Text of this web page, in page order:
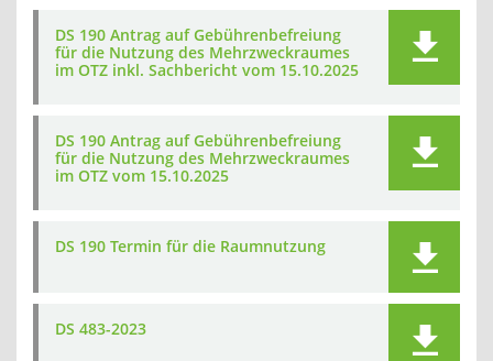
DS 190 Antrag auf Gebührenbefreiung
für die Nutzung des Mehrzweckraumes
im OTZ inkl. Sachbericht vom 15.10.2025
DS 190 Antrag auf Gebührenbefreiung
für die Nutzung des Mehrzweckraumes
im OTZ vom 15.10.2025
DS 190 Termin für die Raumnutzung
DS 483-2023